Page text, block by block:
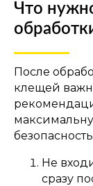
Что
После
клещей
Не
сразу